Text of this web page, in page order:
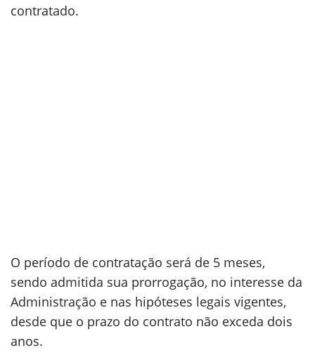
contratado.
O período de contratação será de 5 meses,
sendo admitida sua prorrogação, no interesse da
Administração e nas hipóteses legais vigentes,
desde que o prazo do contrato não exceda dois
anos.